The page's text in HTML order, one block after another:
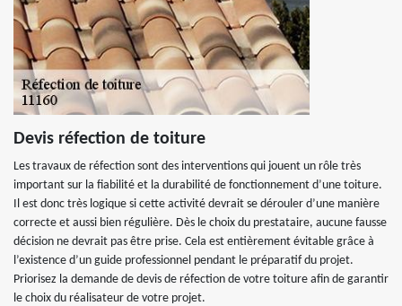
Devis réfection de toiture
Les travaux de réfection sont des interventions qui jouent un rôle très
important sur la fiabilité et la durabilité de fonctionnement d’une toiture.
Il est donc très logique si cette activité devrait se dérouler d’une manière
correcte et aussi bien régulière. Dès le choix du prestataire, aucune fausse
décision ne devrait pas être prise. Cela est entièrement évitable grâce à
l’existence d’un guide professionnel pendant le préparatif du projet.
Priorisez la demande de devis de réfection de votre toiture afin de garantir
le choix du réalisateur de votre projet.